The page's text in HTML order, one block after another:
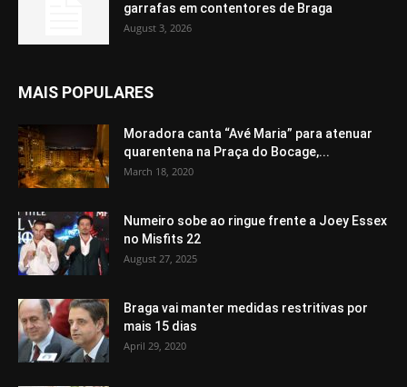
garrafas em contentores de Braga
August 3, 2026
MAIS POPULARES
Moradora canta “Avé Maria” para atenuar
quarentena na Praça do Bocage,...
March 18, 2020
Numeiro sobe ao ringue frente a Joey Essex
no Misfits 22
August 27, 2025
Braga vai manter medidas restritivas por
mais 15 dias
April 29, 2020